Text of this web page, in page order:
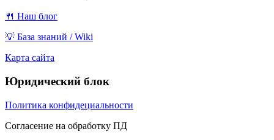
🍴 Наш блог
💡 База знаний / Wiki
Карта сайта
Юридический блок
Политика конфидециальности
Согласение на обработку ПД